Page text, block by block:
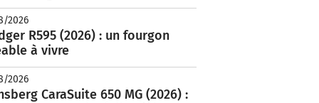
2026
R595 (2026) : un fourgon
à vivre
2026
CaraSuite 650 MG (2026) :